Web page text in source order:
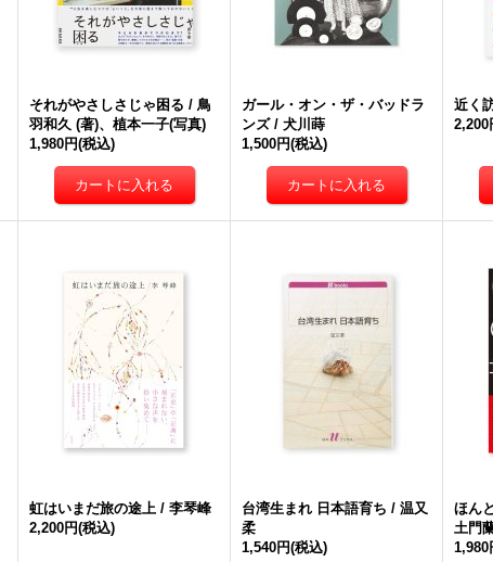
それがやさしさじゃ困る / 鳥
羽和久 (著)、植本一子(写真)
1,980円(税込)
ガール・オン・ザ・バッドラ
ンズ / 犬川蒔
1,500円(税込)
近く
2,200
虹はいまだ旅の途上 / 李琴峰
2,200円(税込)
台湾生まれ 日本語育ち / 温又
柔
1,540円(税込)
ほん
土門
1,980